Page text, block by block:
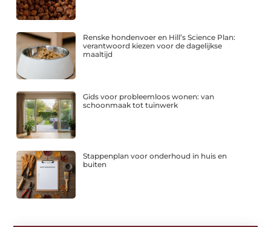
Renske hondenvoer en Hill’s Science Plan:
verantwoord kiezen voor de dagelijkse
maaltijd
Gids voor probleemloos wonen: van
schoonmaak tot tuinwerk
Stappenplan voor onderhoud in huis en
buiten